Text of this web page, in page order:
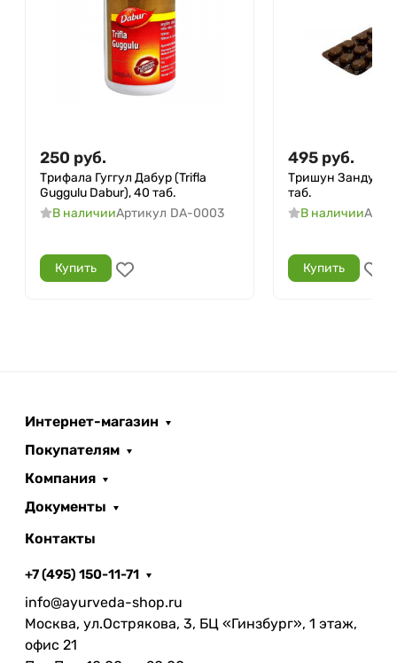
250 руб.
Трифала Гуггул Дабур (Trifla
Guggulu Dabur), 40 таб.
В наличииАртикул DA-0003
Купить
495 руб.
Тришун Занду
таб.
В наличии
Купить
Интернет-магазин
Покупателям
Компания
Документы
Контакты
+7 (495) 150-11-71
info@ayurveda-shop.ru
Москва, ул.Острякова, 3, БЦ «Гинзбург», 1 этаж,
офис 21